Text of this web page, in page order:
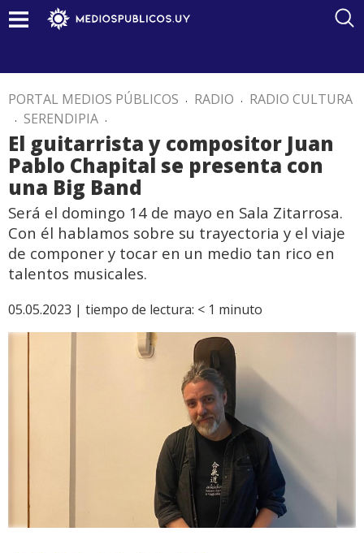
PORTAL MEDIOS PÚBLICOS . RADIO . RADIO CULTURA
. SERENDIPIA .
El guitarrista y compositor Juan
Pablo Chapital se presenta con
una Big Band
Será el domingo 14 de mayo en Sala Zitarrosa.
Con él hablamos sobre su trayectoria y el viaje
de componer y tocar en un medio tan rico en
talentos musicales.
05.05.2023 | tiempo de lectura: < 1 minuto